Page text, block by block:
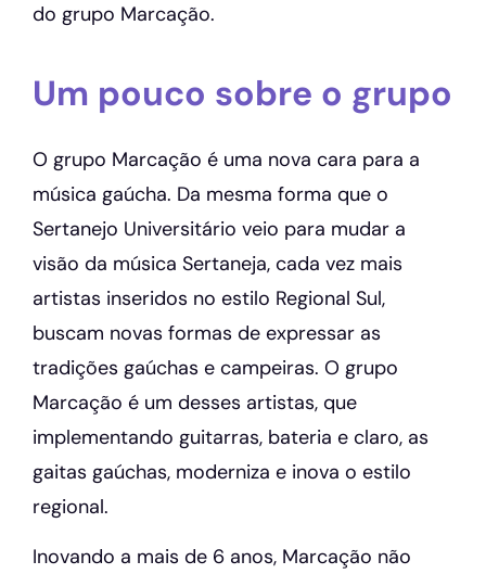
do grupo Marcação.
Um pouco sobre o grupo
O grupo Marcação é uma nova cara para a
música gaúcha. Da mesma forma que o
Sertanejo Universitário veio para mudar a
visão da música Sertaneja, cada vez mais
artistas inseridos no estilo Regional Sul,
buscam novas formas de expressar as
tradições gaúchas e campeiras. O grupo
Marcação é um desses artistas, que
implementando guitarras, bateria e claro, as
gaitas gaúchas, moderniza e inova o estilo
regional.
Inovando a mais de 6 anos, Marcação não